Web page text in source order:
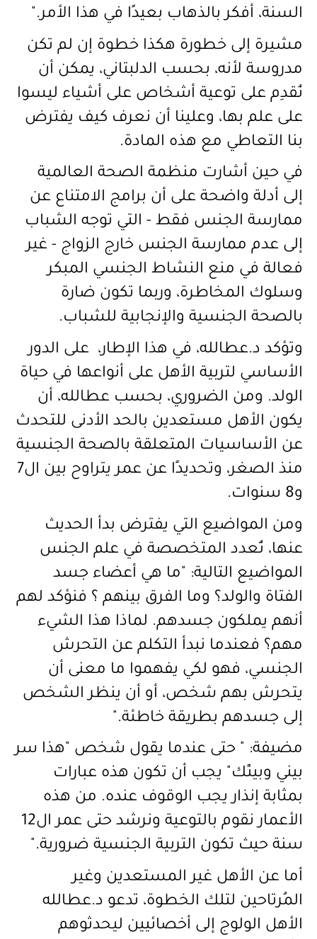
السنة، أفكر بالذهاب بعيدًا في هذا الأمر."
مشيرة إلى خطورة هكذا خطوة إن لم تكن
مدروسة لأنه، بحسب الدلبتاني، يمكن أن
نُقدِم على توعية أشخاص على أشياء ليسوا
على علم بها، وعلينا أن نعرف كيف يفترض
بنا التعاطي مع هذه المادة.
في حين أشارت منظمة الصحة العالمية
إلى أدلة واضحة على أن برامج الامتناع عن
ممارسة الجنس فقط - التي توجه الشباب
إلى عدم ممارسة الجنس خارج الزواج - غير
فعالة في منع النشاط الجنسي المبكر
وسلوك المخاطرة، وربما تكون ضارة
بالصحة الجنسية والإنجابية للشباب.
وتؤكد د.عطالله، في هذا الإطار، على الدور
الأساسي لتربية الأهل على أنواعها في حياة
الولد. ومن الضروري، بحسب عطالله، أن
يكون الأهل مستعدين بالحد الأدنى للتحدث
عن الأساسيات المتعلقة بالصحة الجنسية
منذ الصغر، وتحديدًا عن عمر يتراوح بين ال7
و8 سنوات.
ومن المواضيع التي يفترض بدأ الحديث
عنها، تُعدد المتخصصة في علم الجنس
المواضيع التالية: "ما هي أعضاء جسد
الفتاة والولد؟ وما الفرق بينهم ؟ فنؤكد لهم
أنهم يملكون جسدهم. لماذا هذا الشيء
مهم؟ فعندما نبدأ التكلم عن التحرش
الجنسي، فهو لكي يفهموا ما معنى أن
يتحرش بهم شخص، أو أن ينظر الشخص
إلى جسدهم بطريقة خاطئة."
مضيفة: " حتى عندما يقول شخص "هذا سر
بيني وبينًك" يجب أن تكون هذه عبارات
بمثابة إنذار يجب الوقوف عنده. من هذه
الأعمار نقوم بالتوعية ونرشد حتى عمر ال12
سنة حيث تكون التربية الجنسية ضرورية."
أما عن الأهل غير المستعدين وغير
المُرتاحين لتلك الخطوة، تدعو د.عطالله
الأهل الولوج إلى أخصائيين ليحدثوهم